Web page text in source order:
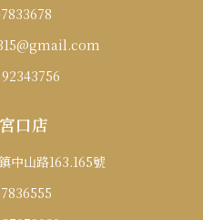
92343756
口店
中山路163.165號